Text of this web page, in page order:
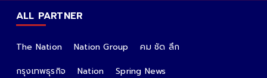
ALL PARTNER
The Nation Nation Group
คม ชัด ลึก
กรุงเทพธุรกิจ
Nation
Spring News